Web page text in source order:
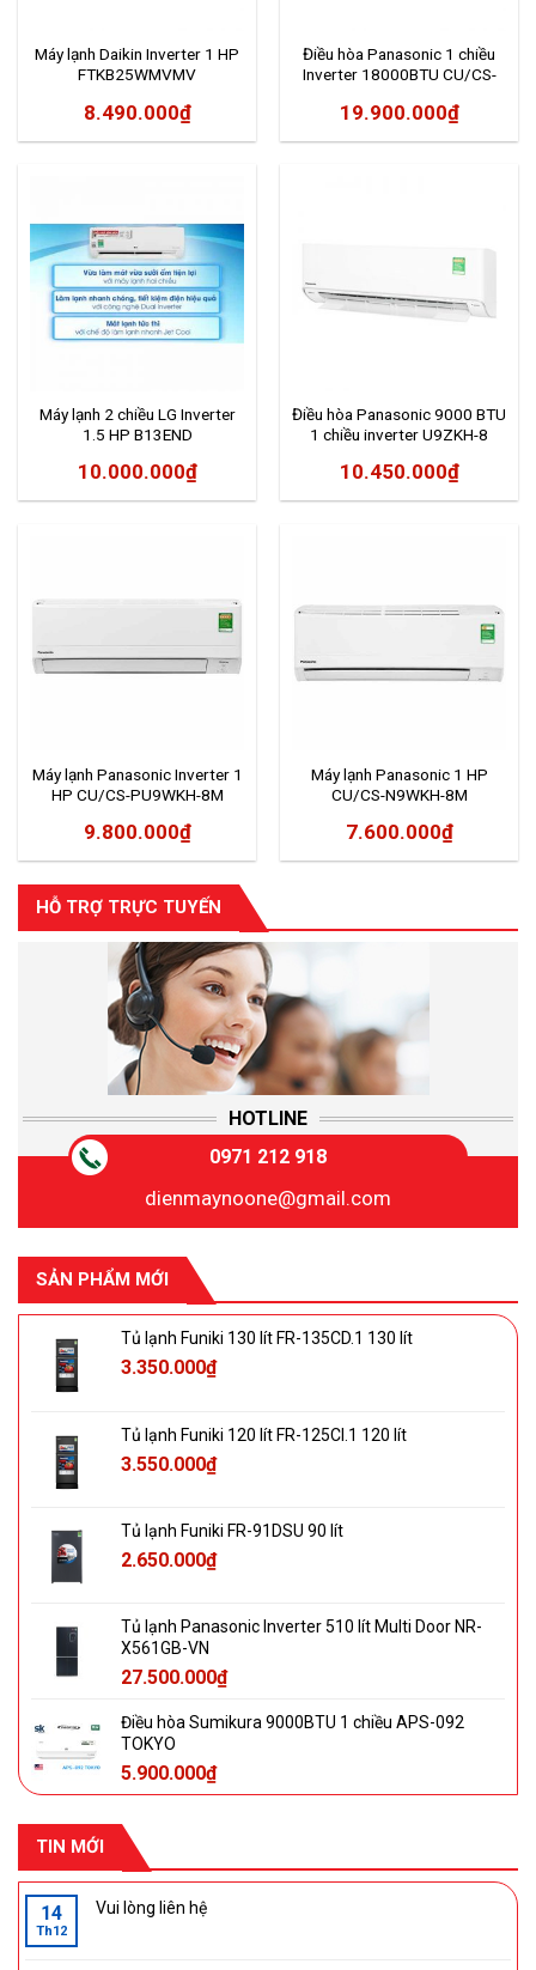
HỖ TRỢ TRỰC TUYẾN
HOTLINE
0971 212 918
dienmaynoone@gmail.com
SẢN PHẨM MỚI
Tủ lạnh Funiki 130 lít FR-135CD.1 130 lít
3.350.000₫
Tủ lạnh Funiki 120 lít FR-125CI.1 120 lít
3.550.000₫
Tủ lạnh Funiki FR-91DSU 90 lít
2.650.000₫
Tủ lạnh Panasonic Inverter 510 lít Multi Door NR-
X561GB-VN
27.500.000₫
Điều hòa Sumikura 9000BTU 1 chiều APS-092
TOKYO
5.900.000₫
TIN MỚI
14
Th12
Vui lòng liên hệ
Máy lạnh Daikin Inverter 1 HP
FTKB25WMVMV
8.490.000₫
Điều hòa Panasonic 1 chiều
Inverter 18000BTU CU/CS-
19.900.000₫
Máy lạnh 2 chiều LG Inverter
1.5 HP B13END
10.000.000₫
Điều hòa Panasonic 9000 BTU
1 chiều inverter U9ZKH-8
10.450.000₫
Máy lạnh Panasonic Inverter 1
HP CU/CS-PU9WKH-8M
9.800.000₫
Máy lạnh Panasonic 1 HP
CU/CS-N9WKH-8M
7.600.000₫